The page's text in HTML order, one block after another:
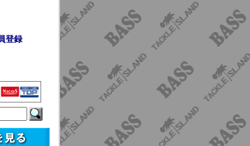
登録